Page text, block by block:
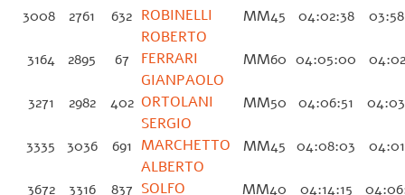
3008 2761 632 ROBINELLI
ROBERTO
MM45 04:02:38
3164 2895 67
FERRARI
GIANPAOLO
MM60 04:05:00
3271 2982 402 ORTOLANI
SERGIO
MM50 04:06:51
3335 3036 691 MARCHETTO
ALBERTO
MM45 04:08:03
3672 3316 837 SOLFO
MM40 04:14:15